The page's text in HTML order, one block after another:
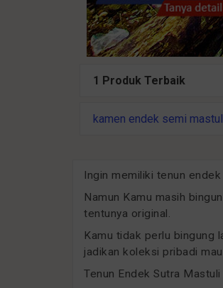
1 Produk Terbaik
kamen endek semi
Ingin memiliki tenun
Namun Kamu masih
tentunya original.
Kamu tidak perlu bingung
jadikan koleksi pribadi
Tenun Endek Sutra